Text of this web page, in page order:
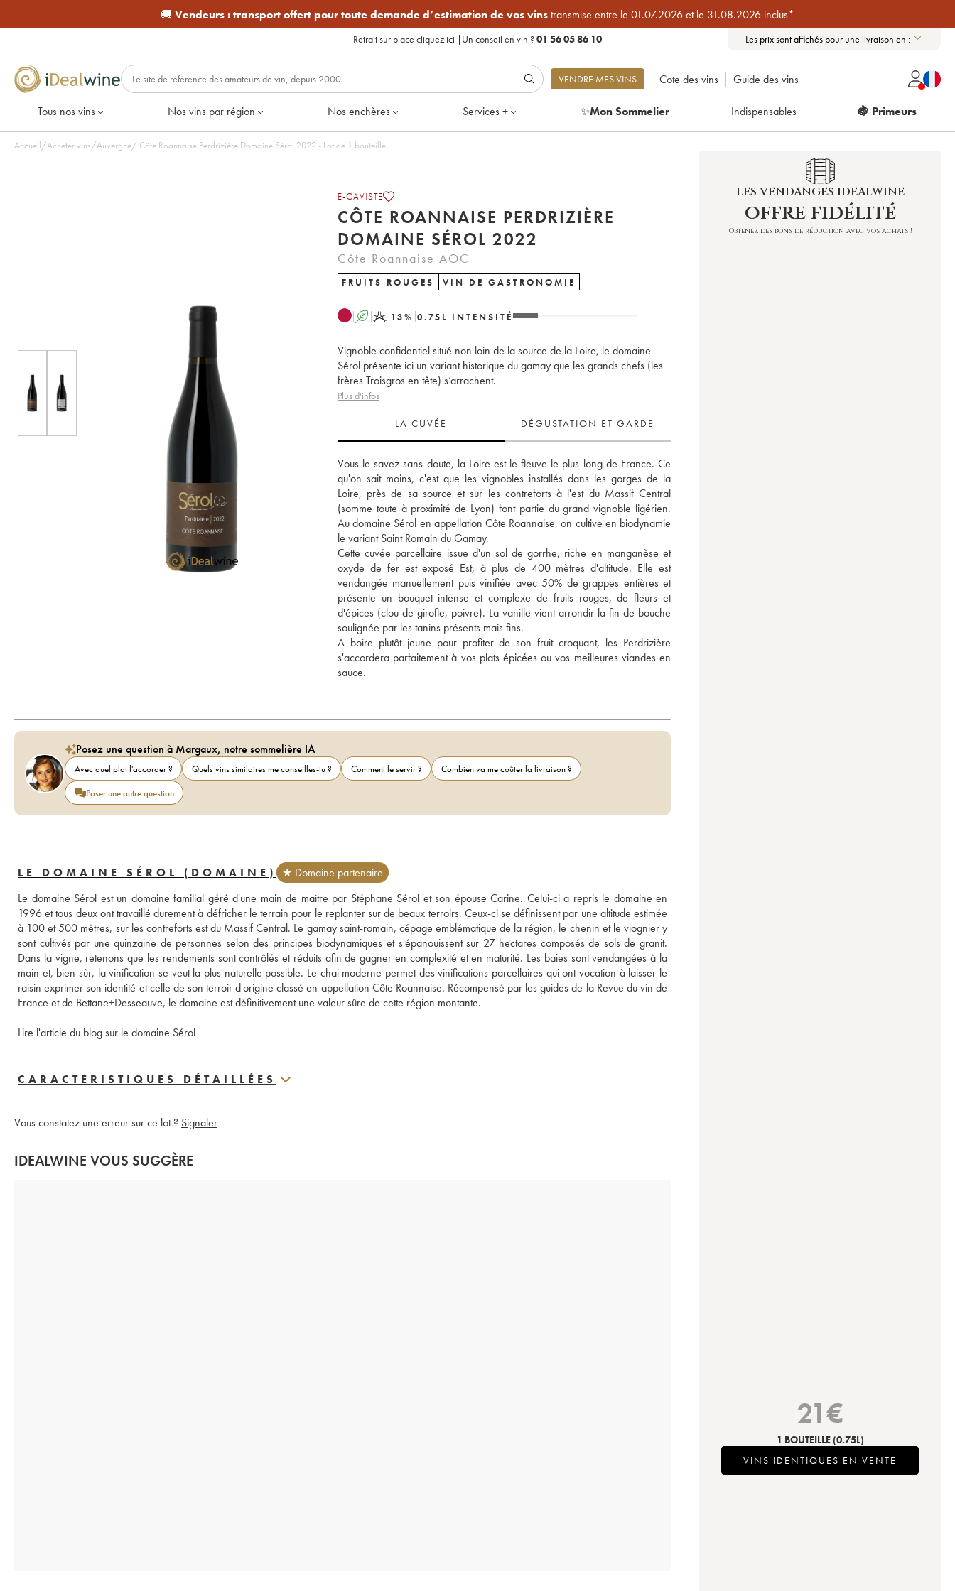
🚚 Vendeurs :transport offert pour toute demande d’estimation de vos vinstransmise entre le 01.07.2026 et le 31.08.2026 inclus*
Retrait sur place cliquez ici | Un conseil en vin ?01 56 05 86 10 Les prix sont affichés pour une livraison en :
VENDRE MES VINS Cote des vins Guide des vins
Tous nos vins Nos vins par région Nos enchères Services + ✨Mon Sommelier Indispensables 🍇 Primeurs
Accueil/Acheter vins/Auvergne/ Côte Roannaise Perdrizière Domaine Sérol 2022 - Lot de 1 bouteille
E-CAVISTE
CÔTE ROANNAISE PERDRIZIÈRE
DOMAINE SÉROL 2022
Côte Roannaise AOC
FRUITS ROUGES VIN DE GASTRONOMIE
A K 13% 0.75 L INTENSITÉ
Vignoble confidentiel situé non loin de la source de la Loire, le domaine
Sérol présente ici un variant historique du gamay que les grands chefs (les
frères Troisgros en tête) s’arrachent.
Plus d'infos
LA CUVÉE DÉGUSTATION ET GARDE
Vous le savez sans doute, la Loire est le fleuve le plus long de France. Ce
qu'on sait moins, c'est que les vignobles installés dans les gorges de la
Loire, près de sa source et sur les contreforts à l'est du Massif Central
(somme toute à proximité de Lyon) font partie du grand vignoble ligérien.
Au domaine Sérol en appellation Côte Roannaise, on cultive en biodynamie
le variant Saint Romain du Gamay.
Cette cuvée parcellaire issue d'un sol de gorrhe, riche en manganèse et
oxyde de fer est exposé Est, à plus de 400 mètres d'altitude. Elle est
vendangée manuellement puis vinifiée avec 50% de grappes entières et
présente un bouquet intense et complexe de fruits rouges, de fleurs et
d'épices (clou de girofle, poivre). La vanille vient arrondir la fin de bouche
soulignée par les tanins présents mais fins.
A boire plutôt jeune pour profiter de son fruit croquant, les Perdrizière
s'accordera parfaitement à vos plats épicées ou vos meilleures viandes en
sauce.
Posez une question à Margaux, notre sommelière IA
Avec quel plat l'accorder ? Quels vins similaires me conseilles-tu ? Comment le servir ?
Combien va me coûter la livraison ?
Poser une autre question
LE DOMAINE SÉROL (DOMAINE)
★ Domaine partenaire
Le domaine Sérol est un domaine familial géré d'une main de maître par Stéphane Sérol et son épouse Carine. Celui-ci a repris le domaine en
1996 et tous deux ont travaillé durement à défricher le terrain pour le replanter sur de beaux terroirs. Ceux-ci se définissent par une altitude estimée
à 100 et 500 mètres, sur les contreforts est du Massif Central. Le gamay saint-romain, cépage emblématique de la région, le chenin et le viognier y
sont cultivés par une quinzaine de personnes selon des principes biodynamiques et s'épanouissent sur 27 hectares composés de sols de granit.
Dans la vigne, retenons que les rendements sont contrôlés et réduits afin de gagner en complexité et en maturité. Les baies sont vendangées à la
main et, bien sûr, la vinification se veut la plus naturelle possible. Le chai moderne permet des vinifications parcellaires qui ont vocation à laisser le
raisin exprimer son identité et celle de son terroir d'origine classé en appellation Côte Roannaise. Récompensé par les guides de la Revue du vin de
France et de Bettane+Desseauve, le domaine est définitivement une valeur sûre de cette région montante.
Lire l'article du blog sur le domaine Sérol
CARACTERISTIQUES DÉTAILLÉES
Vous constatez une erreur sur ce lot ? Signaler
IDEALWINE VOUS SUGGÈRE
LES VENDANGES IDEALWINE
offre fidélité
Obtenez des bons de réduction avec vos achats !
21€
1 BOUTEILLE (0.75L)
VINS IDENTIQUES EN VENTE